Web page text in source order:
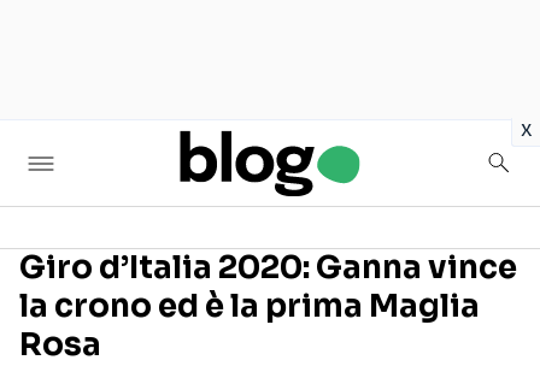
x
Seguici sui social
Giro d’Italia 2020: Ganna vince
la crono ed è la prima Maglia
Rosa